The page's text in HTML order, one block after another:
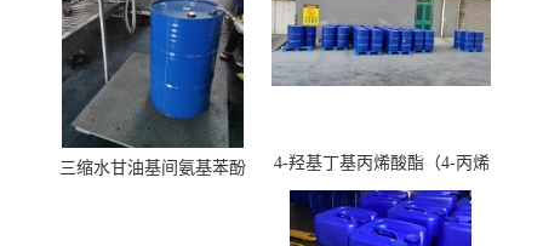
三缩水甘油基间氨基苯酚
4-羟基丁基丙烯酸酯（4-丙烯
酸羟丁酯）